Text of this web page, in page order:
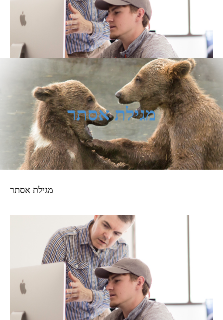
מגילת אסתר
מגילת אסתר